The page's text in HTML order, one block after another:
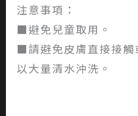
注意事項：
■避免兒童取用。
■請避免皮膚直接接觸
以大量清水沖洗。